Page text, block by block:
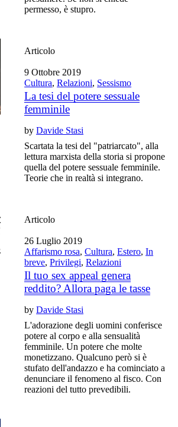
permesso, è stupro.
Articolo
9 Ottobre 2019
Cultura,Relazioni, Sessismo
La tesi del potere sessuale
femminile
byDavide Stasi
Scartata la tesi del "patriarcato", alla
lettura marxista della storia si propone
quella del potere sessuale femminile.
Teorie che in realtà si integrano.
Articolo
26 Luglio 2019
Affarismo rosa,Cultura,Estero,In
breve,Privilegi,Relazioni
Il tuo sex appeal genera
reddito? Allora paga le tasse
byDavide Stasi
L'adorazione degli uomini conferisce
potere al corpo e alla sensualità
femminile. Un potere che molte
monetizzano. Qualcuno però si è
stufato dell'andazzo e ha cominciato a
denunciare il fenomeno al fisco. Con
reazioni del tutto prevedibili.